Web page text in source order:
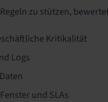
zu stützen,
Kritikalität
Logs
und SLAs